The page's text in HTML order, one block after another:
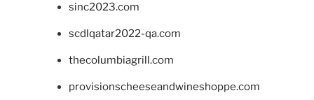
sinc2023.com
scdlqatar2022-qa.com
thecolumbiagrill.com
provisionscheeseandwineshoppe.com